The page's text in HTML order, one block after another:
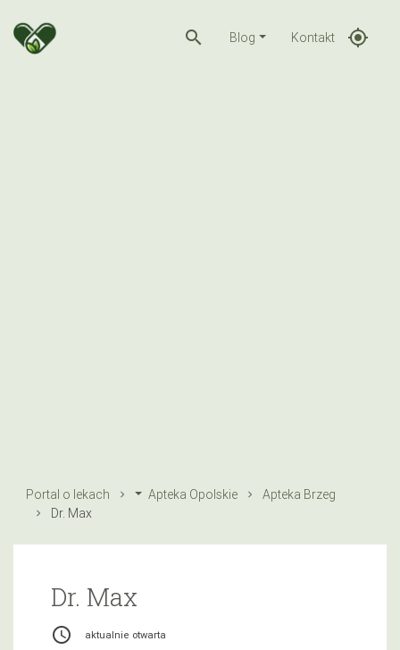
search Blog Kontakt gps_fixed
Portal o lekach Apteka Opolskie
Apteka Brzeg
Dr. Max
Dr. Max
access_time aktualnie otwarta